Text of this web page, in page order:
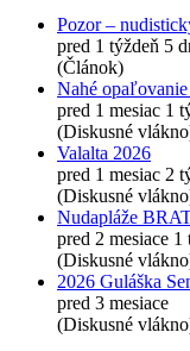
Pozor –
pred 1 týždeň 5
(Článok)
Nahé
pred 1 mesiac 1
(Diskusné
Valalta 2026
pred 1 mesiac 2
(Diskusné
Nudapláže
pred 2 mesiace 1
(Diskusné
2026 Guláška
pred 3 mesiace
(Diskusné